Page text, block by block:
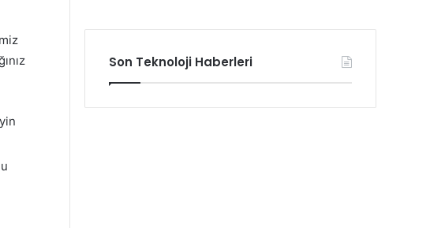
Son Teknoloji Haberleri